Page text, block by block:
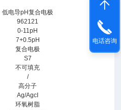
低电导pH复合电极
962121
0-11pH
7+0.5pH
复合电极
S7
不可填充
/
高分子
Ag/AgcI
环氧树脂
海
电话咨询